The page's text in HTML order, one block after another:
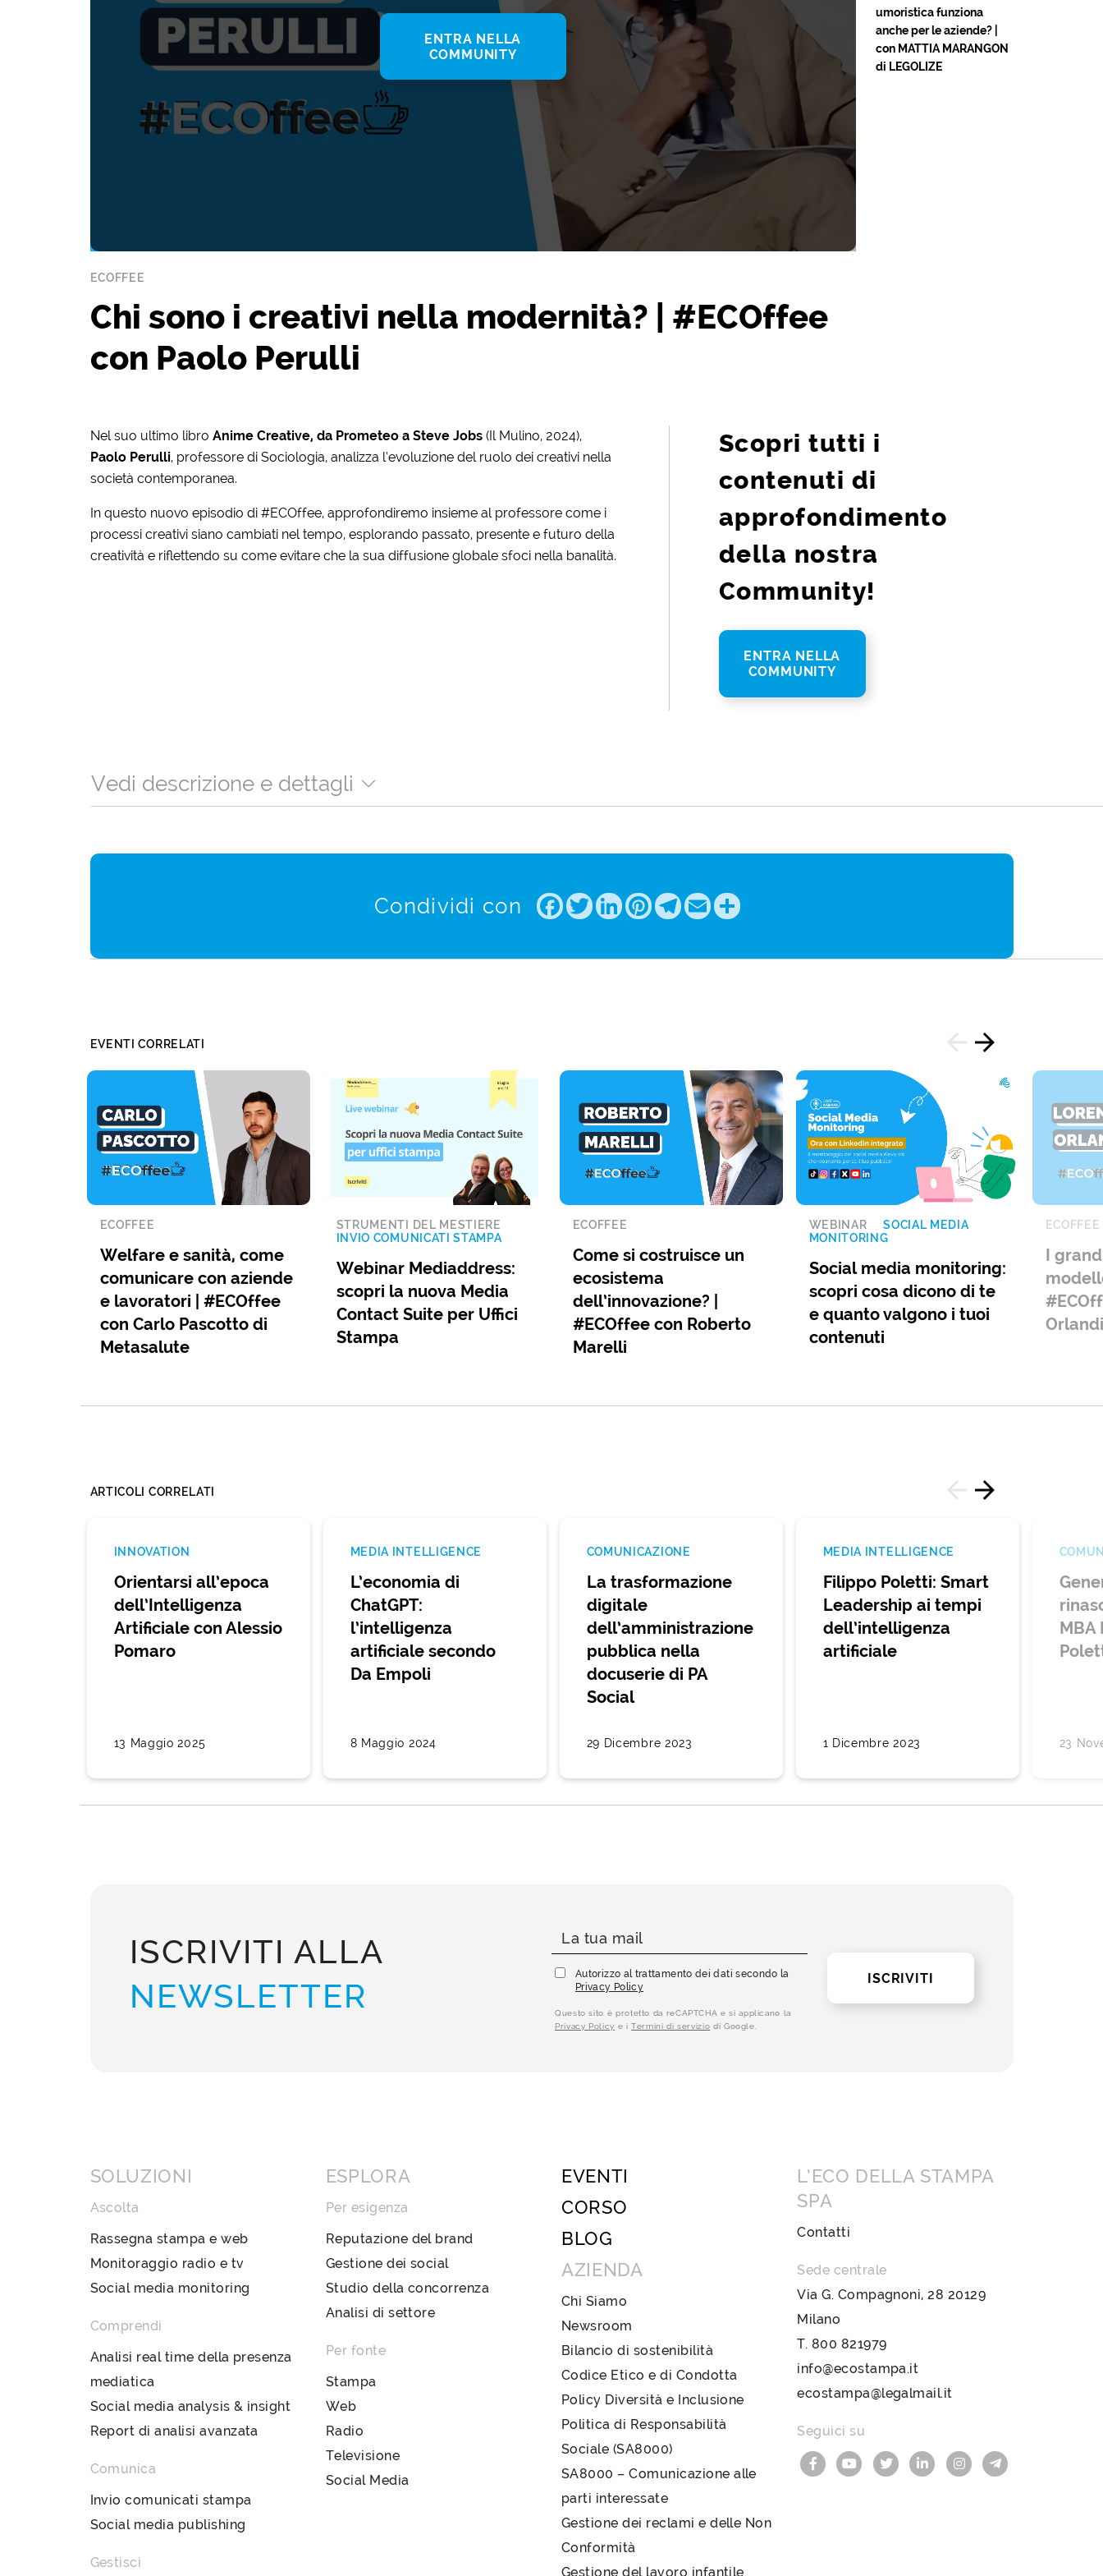
ENTRA NELLA
COMMUNITY
ECOFFEE
Chi sono i creativi nella modernità? | #ECOffee
con Paolo Perulli
umoristica funziona
anche per le aziende? |
con MATTIA MARANGON
di LEGOLIZE
Nel suo ultimo libro Anime Creative, da Prometeo a Steve Jobs(Il Mulino, 2024),
Paolo Perulli, professore di Sociologia, analizza l’evoluzione del ruolo dei creativi nella
società contemporanea.
In questo nuovo episodio di #ECOffee, approfondiremo insieme al professore come i
processi creativi siano cambiati nel tempo, esplorando passato, presente e futuro della
creatività e riflettendo su come evitare che la sua diffusione globale sfoci nella banalità.
Scopri tutti i
contenuti di
approfondimento
della nostra
Community!
ENTRA NELLA
COMMUNITY
Vedi descrizione e dettagli
Condividi con Facebook
Twitter
LinkedIn
Pinterest
Telegram
EmailShare
EVENTI CORRELATI
ECOFFEE
Welfare e sanità, come
comunicare con aziende
e lavoratori | #ECOffee
con Carlo Pascotto di
Metasalute
STRUMENTI DEL MESTIERE
INVIO COMUNICATI STAMPA
Webinar Mediaddress:
scopri la nuova Media
Contact Suite per Uffici
Stampa
ECOFFEE
Come si costruisce un
ecosistema
dell’innovazione? |
#ECOffee con Roberto
Marelli
WEBINAR
SOCIAL MEDIA
MONITORING
Social media monitoring:
scopri cosa dicono di te
e quanto valgono i tuoi
contenuti
ECOFFEE
I
Orlandi
ARTICOLI CORRELATI
INNOVATION
Orientarsi all’epoca
dell’Intelligenza
Artificiale con Alessio
Pomaro
13 Maggio 2025
MEDIA INTELLIGENCE
L’economia di
ChatGPT:
l’intelligenza
artificiale secondo
Da Empoli
8 Maggio 2024
COMUNICAZIONE
La trasformazione
digitale
dell’amministrazione
pubblica nella
docuserie di PA
Social
29 Dicembre 2023
MEDIA INTELLIGENCE
Filippo Poletti: Smart
Leadership ai tempi
dell’intelligenza
artificiale
1 Dicembre 2023 23
ISCRIVITI ALLA
NEWSLETTER
Autorizzo al trattamento dei dati secondo la
Privacy Policy
Questo sito è protetto da reCAPTCHA e si applicano la
Privacy Policy e iTermini di servizio di Google.
ISCRIVITI
SOLUZIONI
Ascolta
Rassegna stampa e web
Monitoraggio radio e tv
Social media monitoring
Comprendi
Analisi real time della presenza
mediatica
Social media analysis & insight
Report di analisi avanzata
Comunica
Invio comunicati stampa
Social media publishing
Gestisci
ESPLORA
Per esigenza
Reputazione del brand
Gestione dei social
Studio della concorrenza
Analisi di settore
Per fonte
Stampa
Web
Radio
Televisione
Social Media
EVENTI
CORSO
BLOG
AZIENDA
Chi Siamo
Newsroom
Bilancio di sostenibilità
Codice Etico e di Condotta
Policy Diversità e Inclusione
Politica di Responsabilità
Sociale (SA8000)
SA8000 – Comunicazione alle
parti interessate
Gestione dei reclami e delle Non
Conformità
Gestione del lavoro infantile
L’ECO DELLA STAMPA
SPA
Contatti
Sede centrale
Via G. Compagnoni, 28 20129
Milano
T. 800 821979
info@ecostampa.it
ecostampa@legalmail.it
Seguici su